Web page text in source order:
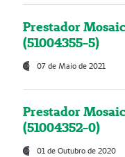
Prestador
(51004355-5)
07 de Maio de 2021
Prestador
(51004352-0)
01 de Outubro de 2020